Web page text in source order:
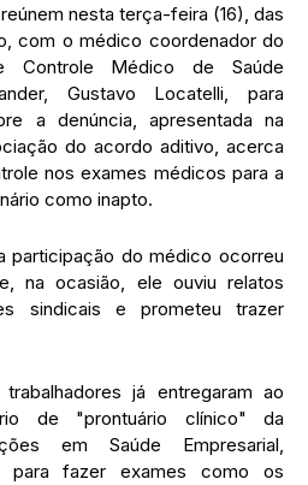
nesta terça-feira (16), das
com o médico coordenador do
Controle Médico de Saúde
Gustavo Locatelli, para
a denúncia, apresentada na
do acordo aditivo, acerca
nos exames médicos para a
como inapto.
participação do médico ocorreu
na ocasião, ele ouviu relatos
sindicais e prometeu trazer
já entregaram ao
de "prontuário clínico" da
em Saúde Empresarial,
para fazer exames como os